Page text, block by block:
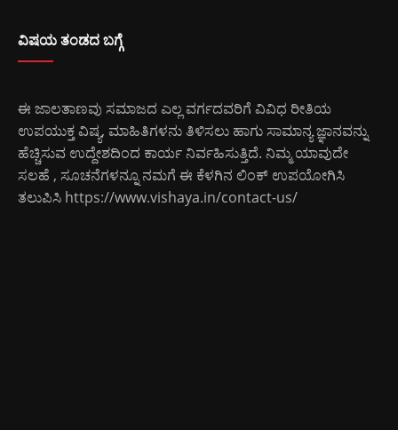
ವಿಷಯ ತಂಡದ ಬಗ್ಗೆ
ಈ ಜಾಲತಾಣವು ಸಮಾಜದ ಎಲ್ಲ ವರ್ಗದವರಿಗೆ ವಿವಿಧ ರೀತಿಯ
ಉಪಯುಕ್ತ ವಿಷ್ಯ, ಮಾಹಿತಿಗಳನು ತಿಳಿಸಲು ಹಾಗು ಸಾಮಾನ್ಯ ಜ್ಞಾನವನ್ನು
ಹೆಚ್ಚಿಸುವ ಉದ್ದೇಶದಿಂದ ಕಾರ್ಯ ನಿರ್ವಹಿಸುತ್ತಿದೆ. ನಿಮ್ಮ ಯಾವುದೇ
ಸಲಹೆ , ಸೂಚನೆಗಳನ್ನೂ ನಮಗೆ ಈ ಕೆಳಗಿನ ಲಿಂಕ್ ಉಪಯೋಗಿಸಿ
ತಲುಪಿಸಿ https://www.vishaya.in/contact-us/